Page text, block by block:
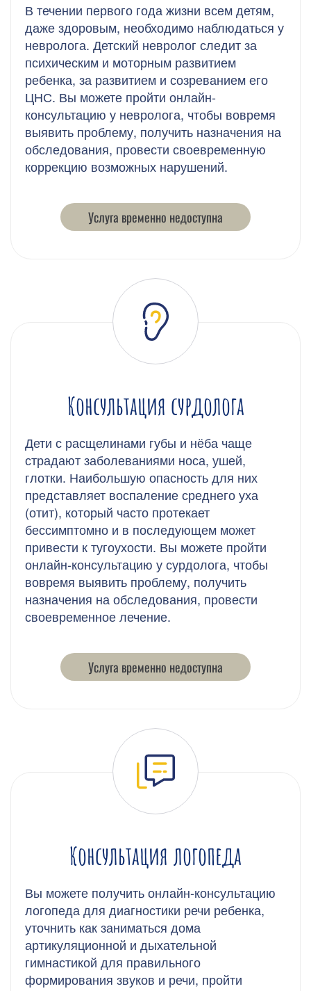
В течении первого года жизни всем детям,
даже здоровым, необходимо наблюдаться у
невролога. Детский невролог следит за
психическим и моторным развитием
ребенка, за развитием и созреванием его
ЦНС. Вы можете пройти онлайн-
консультацию у невролога, чтобы вовремя
выявить проблему, получить назначения на
обследования, провести своевременную
коррекцию возможных нарушений.
Услуга временно недоступна
Консультация сурдолога
Дети с расщелинами губы и нёба чаще
страдают заболеваниями носа, ушей,
глотки. Наибольшую опасность для них
представляет воспаление среднего уха
(отит), который часто протекает
бессимптомно и в последующем может
привести к тугоухости. Вы можете пройти
онлайн-консультацию у сурдолога, чтобы
вовремя выявить проблему, получить
назначения на обследования, провести
своевременное лечение.
Услуга временно недоступна
Консультация логопеда
Вы можете получить онлайн-консультацию
логопеда для диагностики речи ребенка,
уточнить как заниматься дома
артикуляционной и дыхательной
гимнастикой для правильного
формирования звуков и речи, пройти